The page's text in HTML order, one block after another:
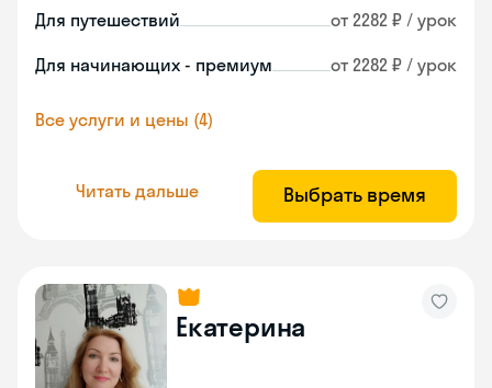
Для путешествий от 2282 ₽ / урок
Для начинающих - премиум от 2282 ₽ / урок
Все услуги и цены (4)
Читать дальше Выбрать время
Екатерина